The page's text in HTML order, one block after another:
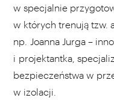
w specjalnie
w których trenują tzw.
np. Joanna Jurga –
i projektantka,
bezpieczeństwa w
w izolacji.